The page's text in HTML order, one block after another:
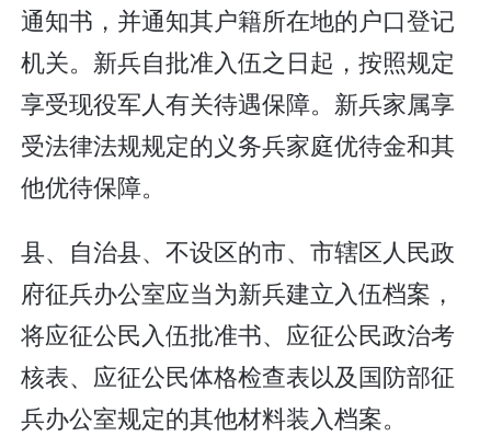
通知书，并通知其户籍所在地的户口登记
机关。新兵自批准入伍之日起，按照规定
享受现役军人有关待遇保障。新兵家属享
受法律法规规定的义务兵家庭优待金和其
他优待保障。
县、自治县、不设区的市、市辖区人民政
府征兵办公室应当为新兵建立入伍档案，
将应征公民入伍批准书、应征公民政治考
核表、应征公民体格检查表以及国防部征
兵办公室规定的其他材料装入档案。